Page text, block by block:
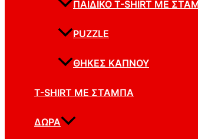
ΠΑΙΔΙΚΌ T-SHIRT ΜΕ
PUZZLE
ΘΉΚΕΣ ΚΑΠΝΟΎ
T-SHIRT ΜΕ ΣΤΆΜΠΑ
ΔΏΡΑ